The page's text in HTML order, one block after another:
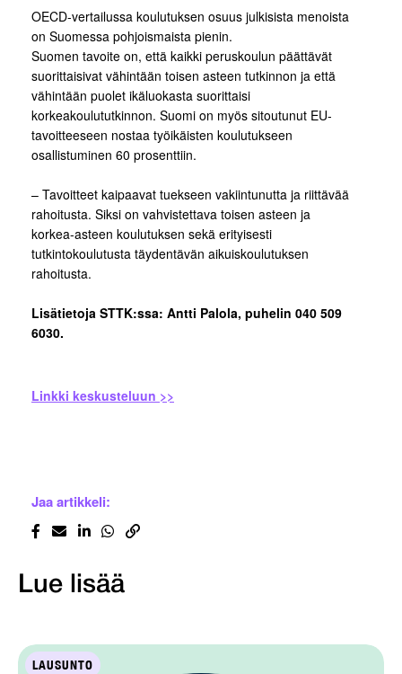
OECD-vertailussa koulutuksen osuus julkisista menoista
on Suomessa pohjoismaista pienin.
Suomen tavoite on, että kaikki peruskoulun päättävät
suorittaisivat vähintään toisen asteen tutkinnon ja että
vähintään puolet ikäluokasta suorittaisi
korkeakoulututkinnon. Suomi on myös sitoutunut EU-
tavoitteeseen nostaa työikäisten koulutukseen
osallistuminen 60 prosenttiin.
– Tavoitteet kaipaavat tuekseen vakiintunutta ja riittävää
rahoitusta. Siksi on vahvistettava toisen asteen ja
korkea-asteen koulutuksen sekä erityisesti
tutkintokoulutusta täydentävän aikuiskoulutuksen
rahoitusta.
Lisätietoja STTK:ssa: Antti Palola, puhelin 040 509
6030.
Linkki keskusteluun >>
Jaa artikkeli:
Lue lisää
LAUSUNTO